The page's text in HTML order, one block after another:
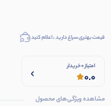
قیمت بهتری سراغ دارید ، اعلام کنید
امتیاز 0 خریدار
0.0
مشاهده ویژگی‌های محصول